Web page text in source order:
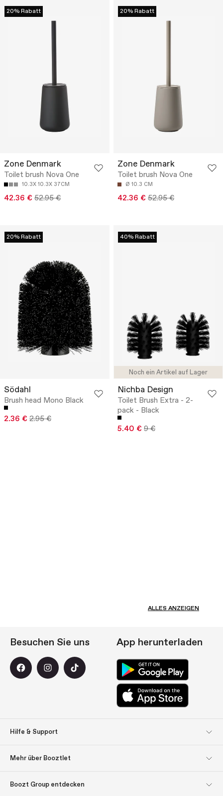
20% Rabatt
Zone Denmark
Toilet brush Nova One
10.3X 10.3X 37CM
42.36 € 52.95 €
20% Rabatt
Zone Denmark
Toilet brush Nova One
Ø 10.3 CM
42.36 € 52.95 €
20% Rabatt
Södahl
Brush head Mono Black
2.36 € 2.95 €
Noch ein Artikel auf Lager
40% Rabatt
Nichba Design
Toilet Brush Extra - 2-
pack - Black
5.40 € 9 €
ALLES ANZEIGEN
Hilfe & Support
Mehr über Booztlet
Newsletter
Boozt Group entdecken
Besuchen Sie uns App herunterladen